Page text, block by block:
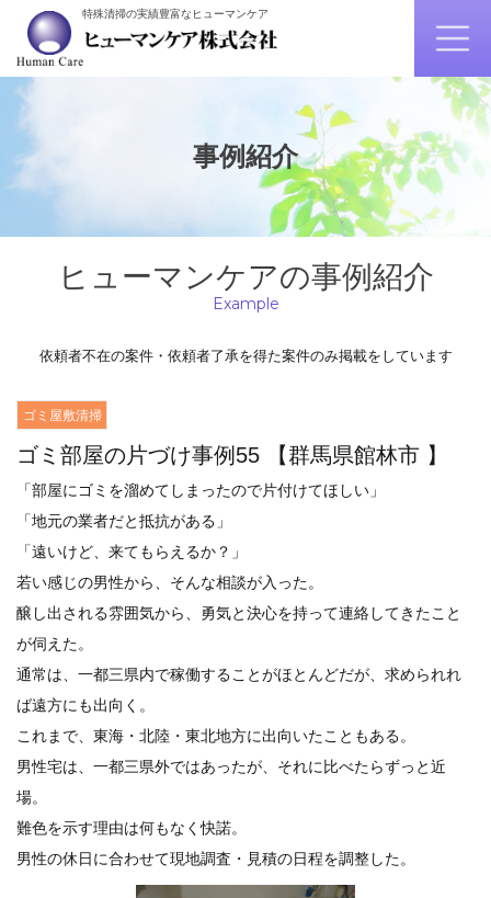
特殊清掃の実績豊富なヒューマンケア
事例紹介
ヒューマンケアの事例紹介
Example
依頼者不在の案件・依頼者了承を得た案件のみ掲載をしています
ゴミ屋敷清掃
ゴミ部屋の片づけ事例55 【群馬県館林市 】
「部屋にゴミを溜めてしまったので片付けてほしい」
「地元の業者だと抵抗がある」
「遠いけど、来てもらえるか？」
若い感じの男性から、そんな相談が入った。
醸し出される雰囲気から、勇気と決心を持って連絡してきたこと
が伺えた。
通常は、一都三県内で稼働することがほとんどだが、求められれ
ば遠方にも出向く。
これまで、東海・北陸・東北地方に出向いたこともある。
男性宅は、一都三県外ではあったが、それに比べたらずっと近
場。
難色を示す理由は何もなく快諾。
男性の休日に合わせて現地調査・見積の日程を調整した。